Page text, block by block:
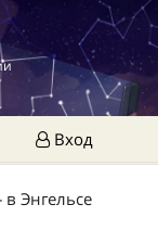
Вход
в Энгельсе